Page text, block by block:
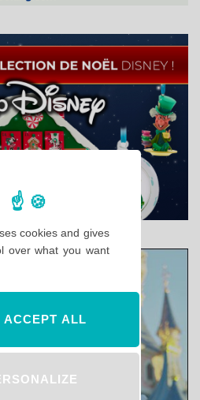
cookies and gives
over what you want
ACCEPT ALL